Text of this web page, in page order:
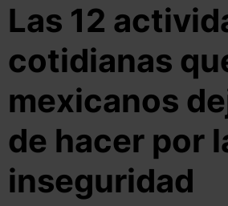
Las 12
cotidianas
mexicanos
de hacer por
inseguridad